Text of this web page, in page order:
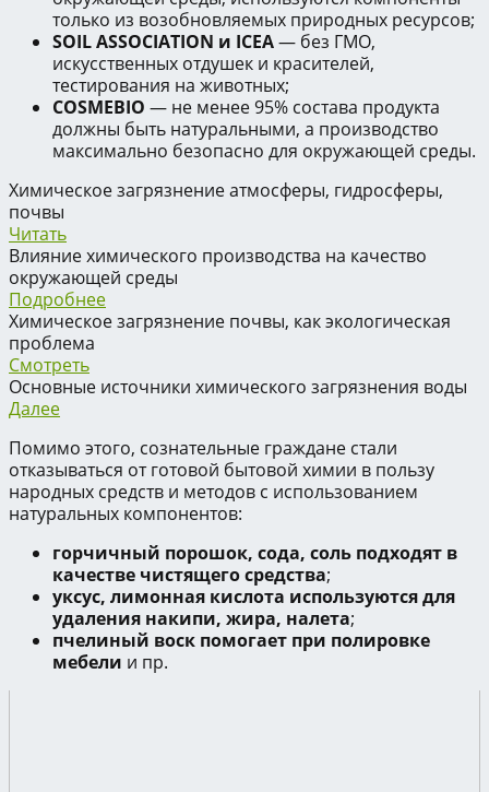
только из возобновляемых природных ресурсов;
SOIL ASSOCIATION и ICEA— без ГМО,
искусственных отдушек и красителей,
тестирования на животных;
COSMEBIO — не менее 95% состава продукта
должны быть натуральными, а производство
максимально безопасно для окружающей среды.
Химическое загрязнение атмосферы, гидросферы,
почвы
Читать
Влияние химического производства на качество
окружающей среды
Подробнее
Химическое загрязнение почвы, как экологическая
проблема
Смотреть
Основные источники химического загрязнения воды
Далее
Помимо этого, сознательные граждане стали
отказываться от готовой бытовой химии в пользу
народных средств и методов с использованием
натуральных компонентов:
горчичный порошок, сода, соль подходят в
качестве чистящего средства;
уксус, лимонная кислота используются для
удаления накипи, жира, налета;
пчелиный воск помогает при полировке
мебели и пр.